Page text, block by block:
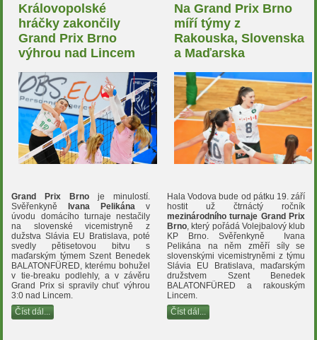
Královopolské
hráčky zakončily
Grand Prix Brno
výhrou nad Lincem
Grand Prix Brno je minulostí.
SvěřenkyněIvana Pelikána v
úvodu domácího turnaje nestačily
na slovenské vicemistryně z
dužstva Slávia EU Bratislava, poté
svedly pětisetovou bitvu s
maďarským týmem Szent Benedek
BALATONFÜRED, kterému bohužel
v tie-breaku podlehly, a v závěru
Grand Prix si spravily chuť výhrou
3:0 nad Lincem.
Číst dál...
Na Grand Prix Brno
míří týmy z
Rakouska, Slovenska
a Maďarska
Hala Vodova bude od pátku 19. září
hostit už čtrnáctý ročník
mezinárodního turnaje Grand Prix
Brno, který pořádá Volejbalový klub
KP Brno. Svěřenkyně Ivana
Pelikána na něm změří síly se
slovenskými vicemistryněmi z týmu
Slávia EU Bratislava, maďarským
družstvem Szent Benedek
BALATONFÜRED a rakouským
Lincem.
Číst dál...